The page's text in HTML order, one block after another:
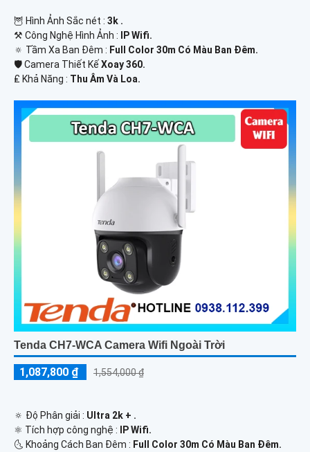
🦉 Hình Ảnh Sắc nét : 3k .
⚒ Công Nghệ Hình Ảnh :
IP Wifi.
🔅 Tầm Xa Ban Đêm : Full Color 30m Có Màu Ban Ðêm.
🛡 Camera Thiết Kế Xoay 360.
️₤ Khả Năng : Thu Âm Và Loa.
Tenda CH7-WCA Camera Wifi Ngoài Trời
1,087,800 ₫ 1,554,000 ₫
🔅 Độ Phân giải : Ultra 2k + .
⚛️ Tích hợp công nghệ :
IP Wifi.
🌜 Khoảng Cách Ban Đêm : Full Color 30m Có Màu Ban Ðêm.